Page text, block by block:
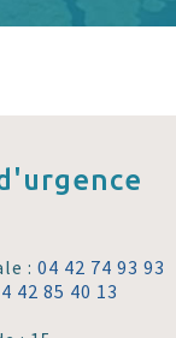
:04 42 74 93 93
42 85 40 13